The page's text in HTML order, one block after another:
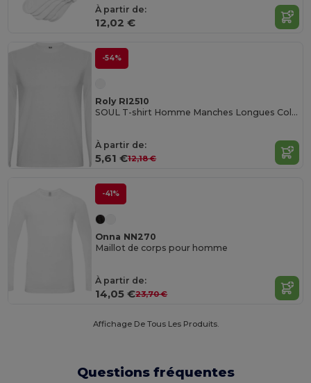
À partir de:
12,02 €
-54%
Roly RI2510
SOUL T-shirt Homme Manches Longues Col Rond Côte 1x1
À partir de:
5,61 €12,18 €
-41%
Onna NN270
Maillot de corps pour homme
À partir de:
14,05 €23,70 €
Affichage De Tous Les Produits.
Questions fréquentes